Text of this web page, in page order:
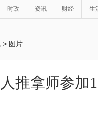
时政 资讯 财经 生
> 图片
推拿师参加